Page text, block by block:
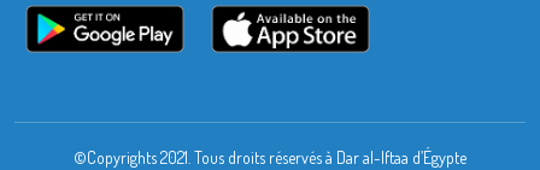
©Copyrights 2021. Tous droits réservés à Dar al-Iftaa d’Égypte